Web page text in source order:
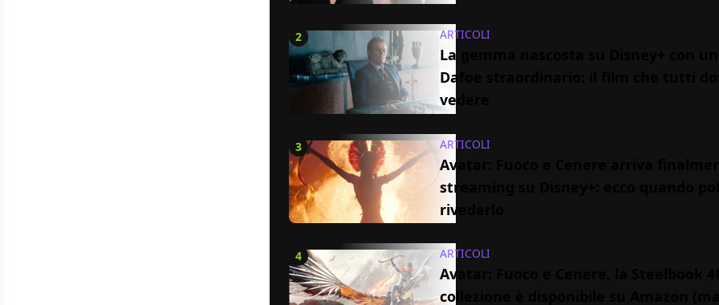
2 ARTICOLI
La gemma nascosta su Disney+ con
Dafoe straordinario: il film che tutti
vedere
3 ARTICOLI
Avatar: Fuoco e Cenere arriva
streaming su Disney+: ecco quando
rivederlo
4 ARTICOLI
Avatar: Fuoco e Cenere, la Steelbook
collezione è disponibile su Amazon